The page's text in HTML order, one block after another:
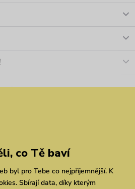
co Tě baví
byl pro Tebe co nejpříjemnější. K
Sbírají data, díky kterým